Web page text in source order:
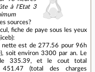
à l'Etat 3
sources?
fiche de paye sous les yeux
nette est de 277.56 pour 96h
soit environ 3300 par an. Le
335.39, et le cout total
(total des charges